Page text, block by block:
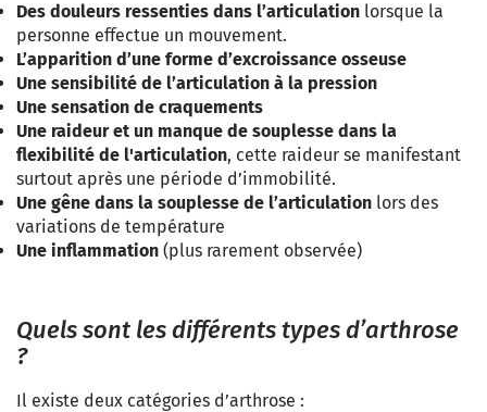
Des douleurs ressenties dans l’articulation lorsque la
personne effectue un mouvement.
L’apparition d’une forme d’excroissance osseuse
Une sensibilité de l’articulation à la pression
Une sensation de craquements
Une raideur et un manque de souplesse dans la
flexibilité de l'articulation, cette raideur se manifestant
surtout après une période d’immobilité.
Une gêne dans la souplesse de l’articulation lors des
variations de température
Une inflammation (plus rarement observée)
Quels sont les différents types d’arthrose
?
Il existe deux catégories d’arthrose :